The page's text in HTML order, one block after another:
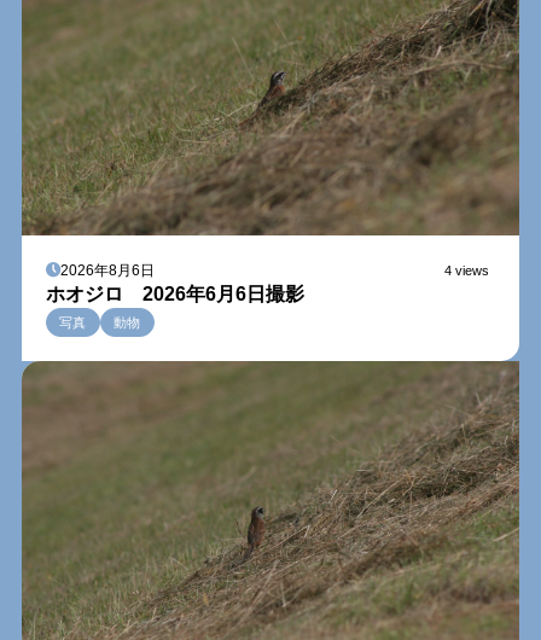
2026年8月6日 4 views
ホオジロ 2026年6月6日撮影
写真 動物